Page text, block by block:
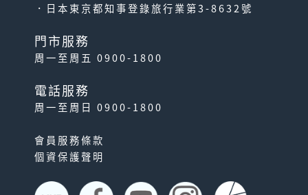
．日本東京都知事登錄旅行業第3-8632號
門市服務
周一至周五 0900-1800
電話服務
周一至周日 0900-1800
會員服務條款
個資保護聲明